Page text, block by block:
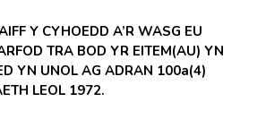
Y CYHOEDD A’R WASG EU
TRA BOD YR EITEM(AU) YN
YN UNOL AG ADRAN 100a(4)
LEOL 1972.